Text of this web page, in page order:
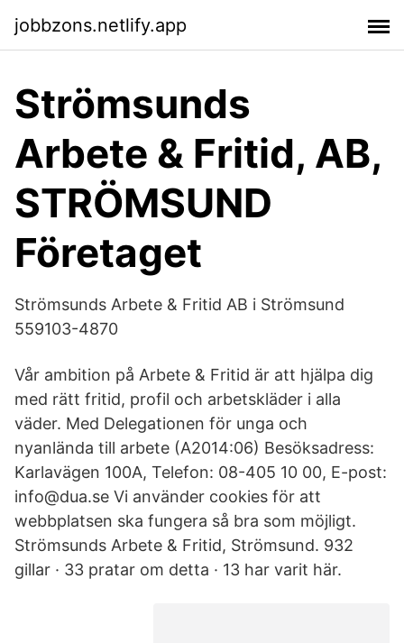
jobbzons.netlify.app
Strömsunds
Arbete & Fritid, AB,
STRÖMSUND
Företaget
Strömsunds Arbete & Fritid AB i Strömsund
559103-4870
Vår ambition på Arbete & Fritid är att hjälpa dig
med rätt fritid, profil och arbetskläder i alla
väder. Med Delegationen för unga och
nyanlända till arbete (A2014:06) Besöksadress:
Karlavägen 100A, Telefon: 08-405 10 00, E-post:
info@dua.se Vi använder cookies för att
webbplatsen ska fungera så bra som möjligt.
Strömsunds Arbete & Fritid, Strömsund. 932
gillar · 33 pratar om detta · 13 har varit här.